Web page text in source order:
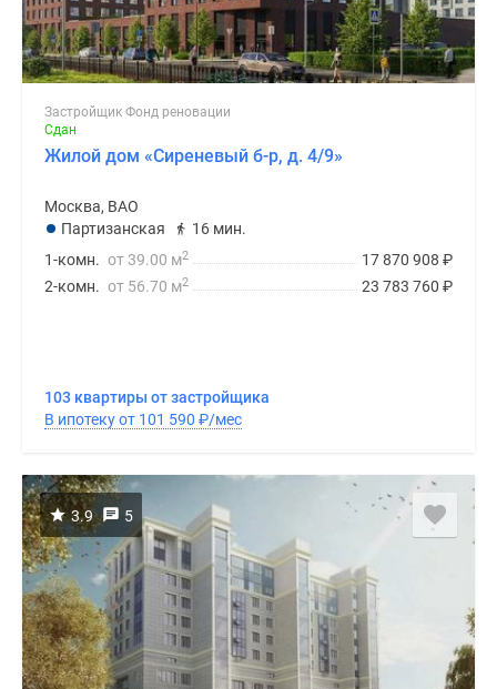
Застройщик Фонд реновации
Сдан
Жилой дом «Сиреневый б-р, д. 4/9»
Москва, ВАО
Партизанская
16 мин.
17 870 908 ₽
1-комн. от 39.00 м2
23 783 760 ₽
2-комн. от 56.70 м2
103 квартиры от застройщика
В ипотеку от 101 590 ₽/мес
3.9 5